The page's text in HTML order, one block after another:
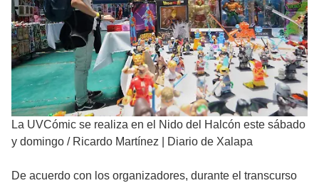
La UVCómic se realiza en el Nido del Halcón este sábado
y domingo / Ricardo Martínez | Diario de Xalapa
De acuerdo con los organizadores, durante el transcurso